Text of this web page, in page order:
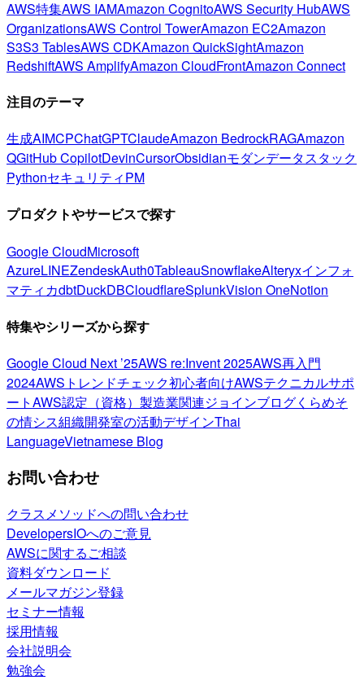
AWS特集AWS IAMAmazon CognitoAWS Security HubAWS
OrganizationsAWS Control TowerAmazon EC2Amazon
S3S3 TablesAWS CDKAmazon QuickSightAmazon
RedshiftAWS AmplifyAmazon CloudFrontAmazon Connect
注目のテーマ
生成AIMCPChatGPTClaudeAmazon BedrockRAGAmazon
QGitHub CopilotDevinCursorObsidianモダンデータスタック
PythonセキュリティPM
プロダクトやサービスで探す
Google CloudMicrosoft
AzureLINEZendeskAuth0TableauSnowflakeAlteryxインフォ
マティカdbtDuckDBCloudflareSplunkVision OneNotion
特集やシリーズから探す
Google Cloud Next ’25AWS re:Invent 2025AWS再入門
2024AWSトレンドチェック初心者向けAWSテクニカルサポ
ートAWS認定（資格） 製造業関連ジョインブログくらめそ
の情シス組織開発室の活動デザインThai
LanguageVietnamese Blog
お問い合わせ
クラスメソッドへの問い合わせ
DevelopersIOへのご意見
AWSに関するご相談
資料ダウンロード
メールマガジン登録
セミナー情報
採用情報
会社説明会
勉強会